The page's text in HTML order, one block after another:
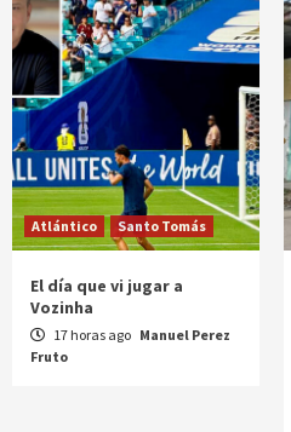
Atlántico Santo Tomás
El día que vi jugar a
Vozinha
17 horas ago Manuel Perez
Fruto